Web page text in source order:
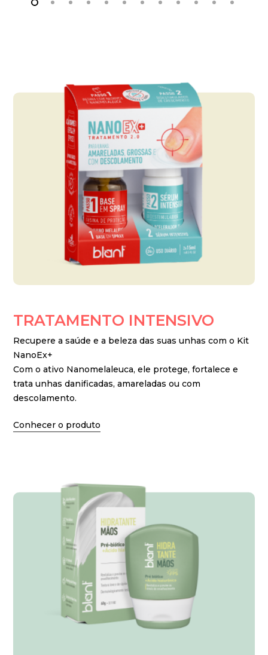
TRATAMENTO INTENSIVO
Recupere a saúde e a beleza das suas unhas com o Kit
NanoEx+
Com o ativo Nanomelaleuca, ele protege, fortalece e
trata unhas danificadas, amareladas ou com
descolamento.
Conhecer o produto